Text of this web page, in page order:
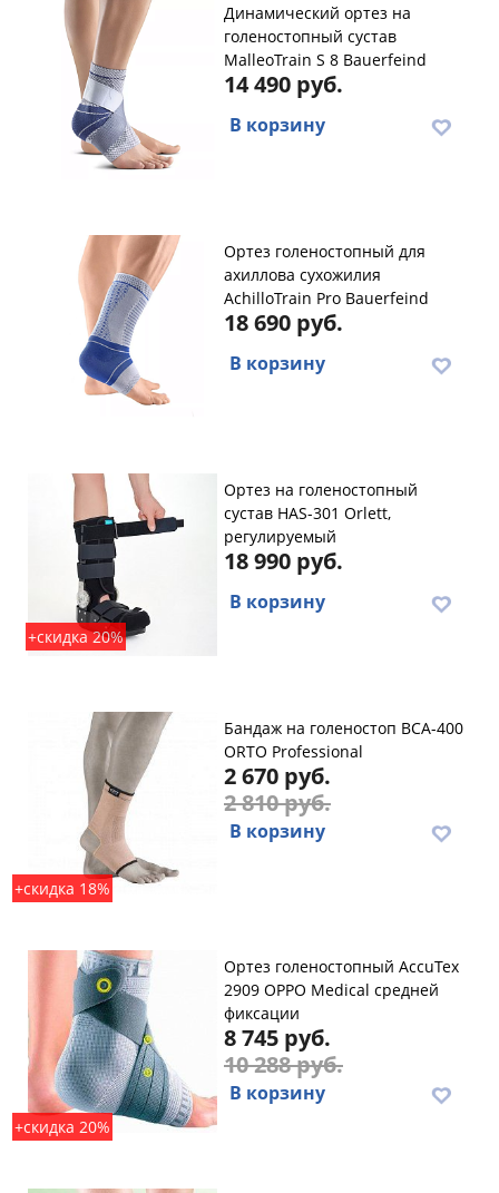
Динамический ортез на
голеностопный сустав
MalleoTrain S 8 Bauerfeind
14 490 руб.
В корзину
Ортез голеностопный для
ахиллова сухожилия
AchilloTrain Pro Bauerfeind
18 690 руб.
В корзину
+скидка 20%
Ортез на голеностопный
сустав HAS-301 Orlett,
регулируемый
18 990 руб.
В корзину
+скидка 18%
Бандаж на голеностоп BCA-400
ORTO Professional
2 670 руб.
2 810 руб.
В корзину
+скидка 20%
Ортез голеностопный AccuTex
2909 OPPO Medical средней
фиксации
8 745 руб.
10 288 руб.
В корзину